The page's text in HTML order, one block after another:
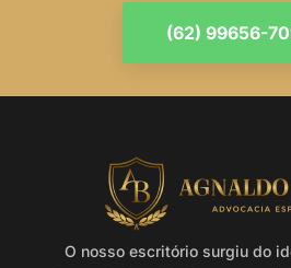
(62) 99656-
O nosso escritório surgiu do